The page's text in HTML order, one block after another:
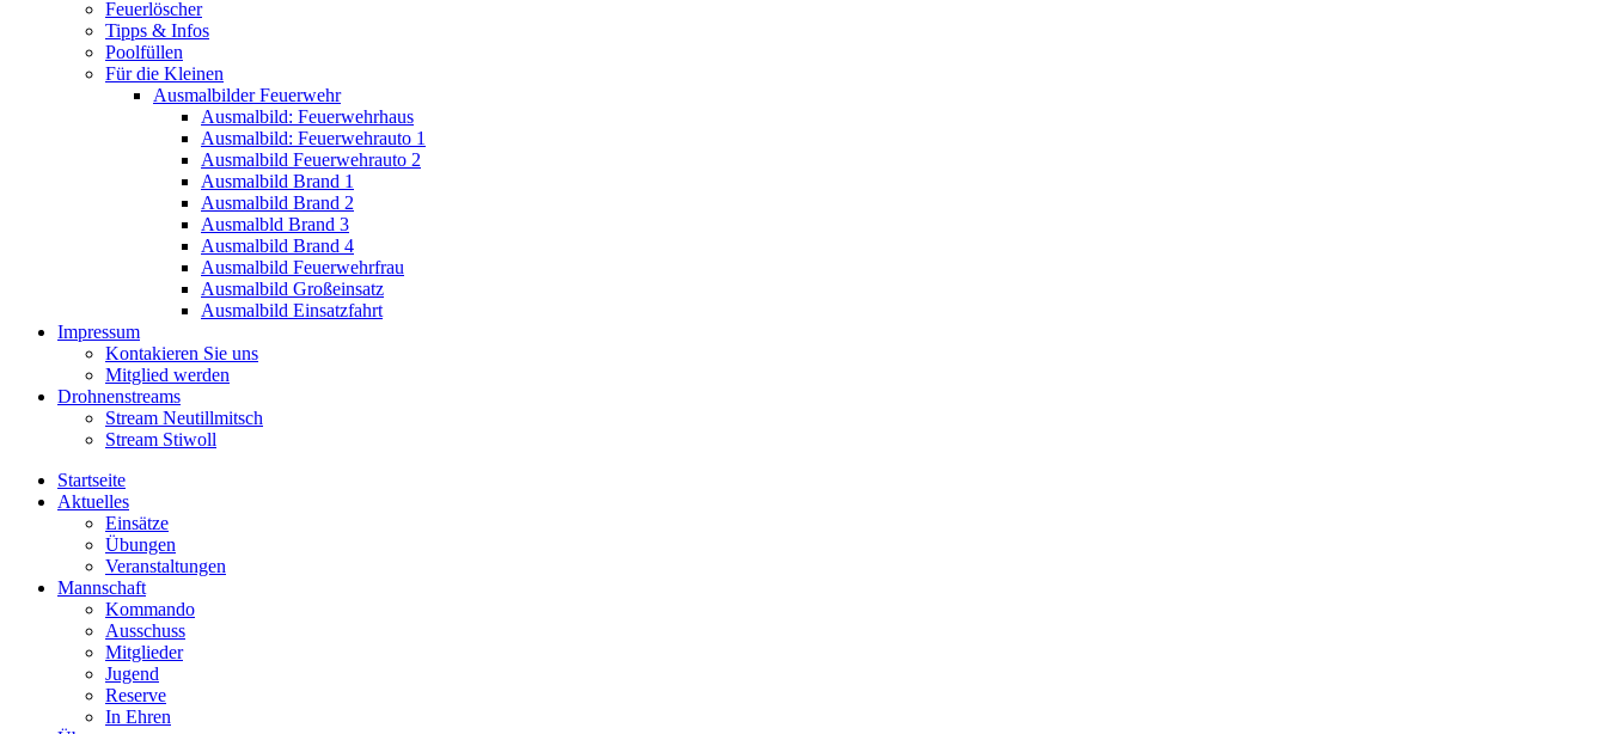
Feuerlöscher
Tipps & Infos
Poolfüllen
Für die Kleinen
Ausmalbilder Feuerwehr
Ausmalbild: Feuerwehrhaus
Ausmalbild: Feuerwehrauto 1
Ausmalbild Feuerwehrauto 2
Ausmalbild Brand 1
Ausmalbild Brand 2
Ausmalbld Brand 3
Ausmalbild Brand 4
Ausmalbild Feuerwehrfrau
Ausmalbild Großeinsatz
Ausmalbild Einsatzfahrt
Impressum
Kontakieren Sie uns
Mitglied werden
Drohnenstreams
Stream Neutillmitsch
Stream Stiwoll
Startseite
Aktuelles
Einsätze
Übungen
Veranstaltungen
Mannschaft
Kommando
Ausschuss
Mitglieder
Jugend
Reserve
In Ehren